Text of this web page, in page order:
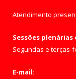
Atendimento
Sessões
Segundas e terças-
E-mail: